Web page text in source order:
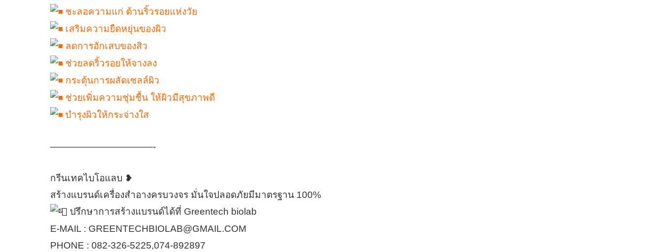
ชะลอความแก่ ต้านริ้วรอยแห่งวัย
เสริมความยืดหยุ่นของผิว
ลดการอักเสบของสิว
ช่วยลดริ้วรอยให้จางลง
กระตุ้นการผลัดเซลล์ผิว
ช่วยเพิ่มความชุ่มชื้น ให้ผิวมีสุขภาพดี
บำรุงผิวให้กระจ่างใส
———————————-
กรีนเทคไบโอแลบ ❥
สร้างแบรนด์เครื่องสำอางครบวงจร มั่นใจปลอดภัยมีมาตรฐาน 100%
ปรึกษาการสร้างแบรนด์ได้ที่ Greentech biolab
E-MAIL : GREENTECHBIOLAB@GMAIL.COM
PHONE : 082-326-5225,074-892897